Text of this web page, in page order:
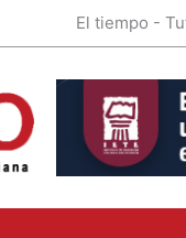
El tiempo -